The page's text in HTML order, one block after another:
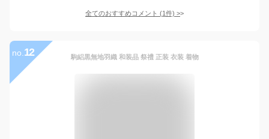
全てのおすすめコメント (1件) >
no. 12 駒絽黒無地羽織 和装品 祭禮 正装 衣装 着物